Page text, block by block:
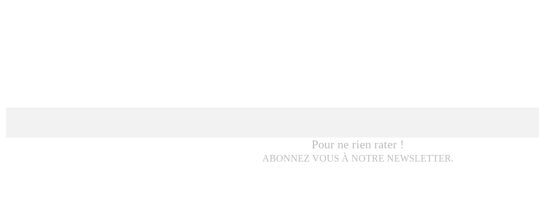
Pour ne rien rater !
ABONNEZ VOUS À NOTRE NEWSLETTER.